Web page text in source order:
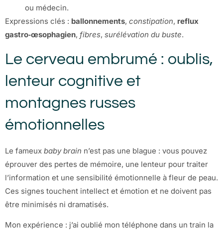
ou médecin.
Expressions clés : ballonnements, constipation, reflux
gastro‑œsophagien, fibres, surélévation du buste.
Le cerveau embrumé : oublis,
lenteur cognitive et
montagnes russes
émotionnelles
Le fameux baby brain n’est pas une blague : vous pouvez
éprouver des pertes de mémoire, une lenteur pour traiter
l’information et une sensibilité émotionnelle à fleur de peau.
Ces signes touchent intellect et émotion et ne doivent pas
être minimisés ni dramatisés.
Mon expérience : j’ai oublié mon téléphone dans un train la